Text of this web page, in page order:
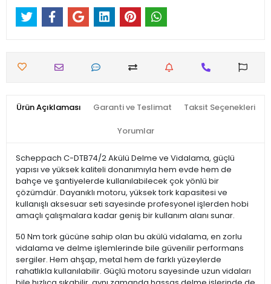
Ürün Açıklaması Garanti ve Teslimat Taksit Seçenekleri
Yorumlar
Scheppach C-DTB74/2 Akülü Delme ve Vidalama, güçlü
yapısı ve yüksek kaliteli donanımıyla hem evde hem de
bahçe ve şantiyelerde kullanılabilecek çok yönlü bir
çözümdür. Dayanıklı motoru, yüksek tork kapasitesi ve
kullanışlı aksesuar seti sayesinde profesyonel işlerden hobi
amaçlı çalışmalara kadar geniş bir kullanım alanı sunar.
50 Nm tork gücüne sahip olan bu akülü vidalama, en zorlu
vidalama ve delme işlemlerinde bile güvenilir performans
sergiler. Hem ahşap, metal hem de farklı yüzeylerde
rahatlıkla kullanılabilir. Güçlü motoru sayesinde uzun vidaları